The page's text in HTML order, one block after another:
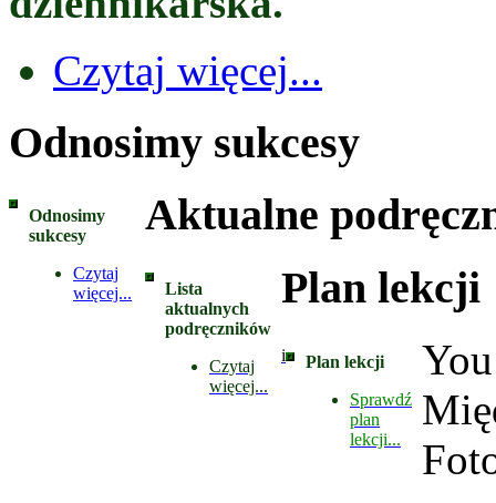
Czytaj więcej...
Odnosimy sukcesy
Odnosimy
sukcesy
Czytaj
więcej...
Aktualne
Lista
aktualnych
podręczników
Czytaj
więcej...
Plan lekcji
i
Plan lekcji
Sprawdź
plan
lekcji...